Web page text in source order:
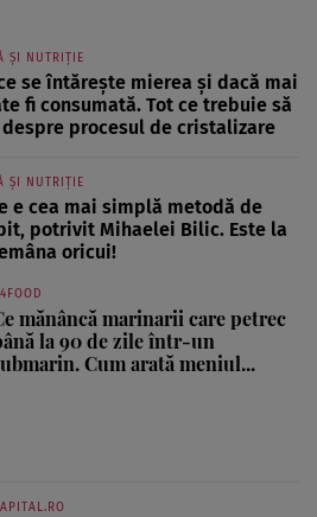
ȘI NUTRIȚIE
se întărește mierea și dacă mai
fi consumată. Tot ce trebuie să
procesul de cristalizare
ȘI NUTRIȚIE
e cea mai simplă metodă de
potrivit Mihaelei Bilic. Este la
oricui!
mănâncă marinarii care petrec
la 90 de zile într-un
Cum arată meniul...